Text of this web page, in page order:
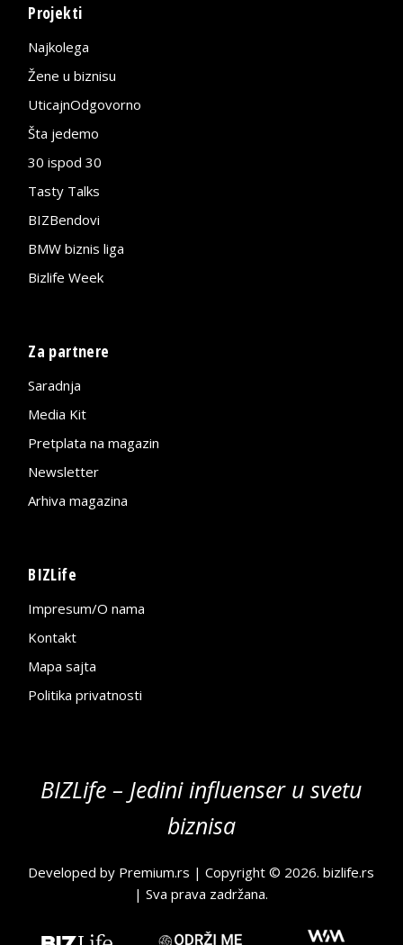
Projekti
Najkolega
Žene u biznisu
UticajnOdgovorno
Šta jedemo
30 ispod 30
Tasty Talks
BIZBendovi
BMW biznis liga
Bizlife Week
Za partnere
Saradnja
Media Kit
Pretplata na magazin
Newsletter
Arhiva magazina
BIZLife
Impresum/O nama
Kontakt
Mapa sajta
Politika privatnosti
BIZLife – Jedini influenser u svetu
biznisa
Developed by Premium.rs | Copyright © 2026.bizlife.rs
| Sva prava zadržana.